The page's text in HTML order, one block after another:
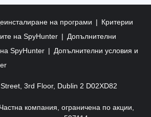
на програми
Критерии
на SpyHunter
Допълнителни
SpyHunter
Допълнителни условия и
3rd Floor, Dublin 2 D02XD82
компания, ограничена по акции,